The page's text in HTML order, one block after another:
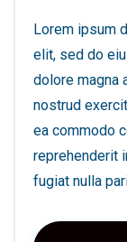
Lorem ipsum
elit, sed do
dolore magna
nostrud
ea commodo
reprehenderit
fugiat nulla